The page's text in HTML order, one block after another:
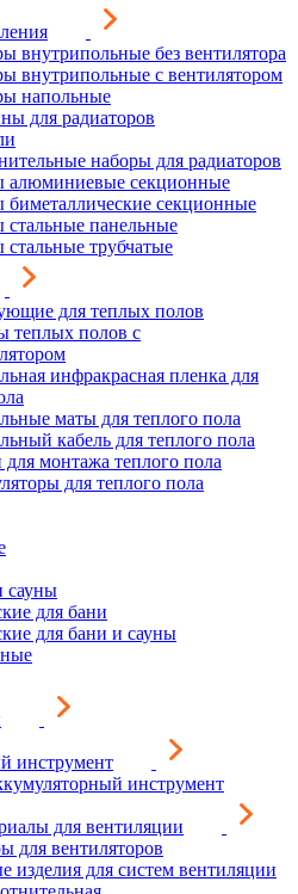
внутрипольные без вентилятора
внутрипольные с вентилятором
напольные
для радиаторов
наборы для радиаторов
алюминиевые секционные
биметаллические секционные
стальные панельные
стальные трубчатые
для теплых полов
теплых полов с
инфракрасная пленка для
маты для теплого пола
кабель для теплого пола
монтажа теплого пола
для теплого пола
сауны
для бани
для бани и сауны
инструмент
инструмент
для вентиляции
для вентиляторов
изделия для систем вентиляции